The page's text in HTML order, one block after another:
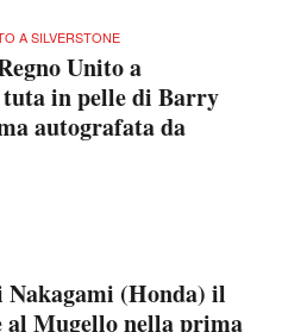
A SILVERSTONE
Unito a
tuta in pelle di Barry
autografata da
Nakagami (Honda) il
al Mugello nella prima